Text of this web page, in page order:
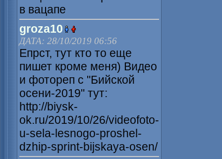
в вацапе
groza10
ДАТА: 28/10/2019 06:56
Епрст, тут кто то еще
пишет кроме меня) Видео
и фотореп с "Бийской
осени-2019" тут:
http://biysk-
ok.ru/2019/10/26/videofoto-
u-sela-lesnogo-proshel-
dzhip-sprint-bijskaya-osen/